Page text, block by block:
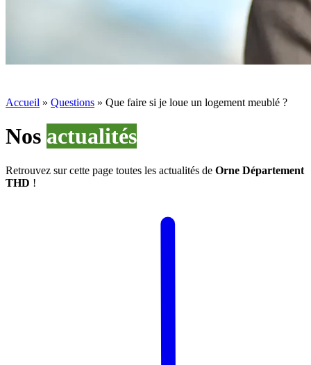
Accueil » Questions » Que faire si je loue un logement meublé ?
Nos actualités
Retrouvez sur cette page toutes les actualités de Orne Département
THD !